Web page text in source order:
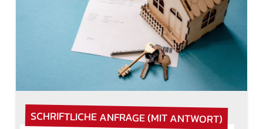
SCHRIFTLICHE ANFRAGE (MIT ANTWORT)